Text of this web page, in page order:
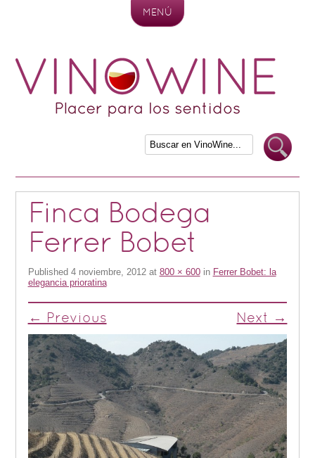
MENÚ
Finca Bodega
Ferrer Bobet
Published 4 noviembre, 2012at 800 × 600in Ferrer Bobet: la
elegancia prioratina
← Previous Next →